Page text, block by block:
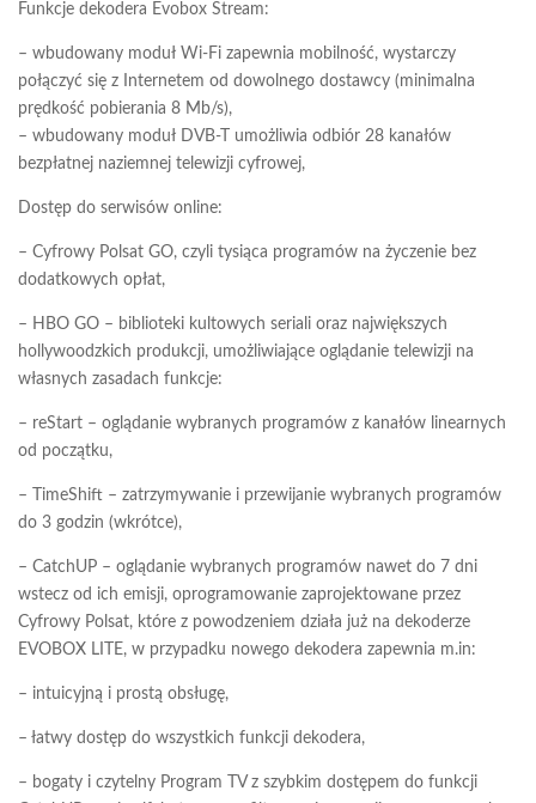
Funkcje dekodera Evobox Stream:
– wbudowany moduł Wi-Fi zapewnia mobilność, wystarczy
połączyć się z Internetem od dowolnego dostawcy (minimalna
prędkość pobierania 8 Mb/s),
– wbudowany moduł DVB-T umożliwia odbiór 28 kanałów
bezpłatnej naziemnej telewizji cyfrowej,
Dostęp do serwisów online:
– Cyfrowy Polsat GO, czyli tysiąca programów na życzenie bez
dodatkowych opłat,
– HBO GO – biblioteki kultowych seriali oraz największych
hollywoodzkich produkcji, umożliwiające oglądanie telewizji na
własnych zasadach funkcje:
– reStart – oglądanie wybranych programów z kanałów linearnych
od początku,
– TimeShift – zatrzymywanie i przewijanie wybranych programów
do 3 godzin (wkrótce),
– CatchUP – oglądanie wybranych programów nawet do 7 dni
wstecz od ich emisji, oprogramowanie zaprojektowane przez
Cyfrowy Polsat, które z powodzeniem działa już na dekoderze
EVOBOX LITE, w przypadku nowego dekodera zapewnia m.in:
– intuicyjną i prostą obsługę,
– łatwy dostęp do wszystkich funkcji dekodera,
– bogaty i czytelny Program TV z szybkim dostępem do funkcji